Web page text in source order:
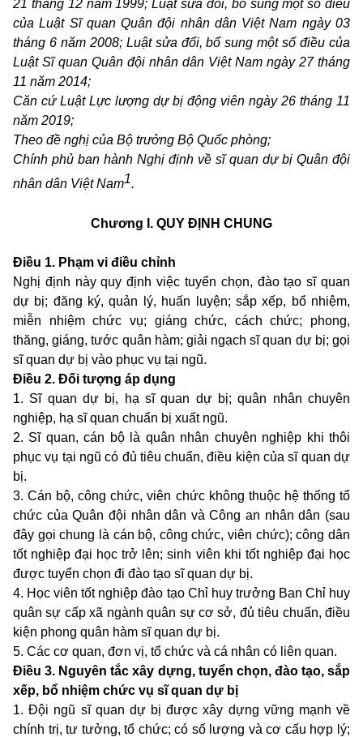
21 tháng 12 năm 1999; Luật sửa đổi, bổ sung một số điều
của Luật Sĩ quan Quân đội nhân dân Việt Nam ngày 03
tháng 6 năm 2008; Luật sửa đổi, bổ sung một số điều của
Luật Sĩ quan Quân đội nhân dân Việt Nam ngày 27 tháng
11 năm 2014;
Căn cứ Luật Lực lượng dự bị động viên ngày 26 tháng 11
năm 2019;
Theo đề nghị của Bộ trưởng Bộ Quốc phòng;
Chính phủ ban hành Nghị định về sĩ quan dự bị Quân đội
nhân dân Việt Nam1.
Chương I. QUY ĐỊNH CHUNG
Điều 1. Phạm vi điều chỉnh
Nghị định này quy định việc tuyển chọn, đào tạo sĩ quan
dự bị; đăng ký, quản lý, huấn luyện; sắp xếp, bổ nhiệm,
miễn nhiệm chức vụ; giáng chức, cách chức; phong,
thăng, giáng, tước quân hàm; giải ngạch sĩ quan dự bị; gọi
sĩ quan dự bị vào phục vụ tại ngũ.
Điều 2. Đối tượng áp dụng
1. Sĩ quan dự bị, hạ sĩ quan dự bị; quân nhân chuyên
nghiệp, hạ sĩ quan chuẩn bị xuất ngũ.
2. Sĩ quan, cán bộ là quân nhân chuyên nghiệp khi thôi
phục vụ tại ngũ có đủ tiêu chuẩn, điều kiện của sĩ quan dự
bị.
3. Cán bộ, công chức, viên chức không thuộc hệ thống tổ
chức của Quân đội nhân dân và Công an nhân dân (sau
đây gọi chung là cán bộ, công chức, viên chức); công dân
tốt nghiệp đại học trở lên; sinh viên khi tốt nghiệp đại học
được tuyển chọn đi đào tạo sĩ quan dự bị.
4. Học viên tốt nghiệp đào tạo Chỉ huy trưởng Ban Chỉ huy
quân sự cấp xã ngành quân sự cơ sở, đủ tiêu chuẩn, điều
kiện phong quân hàm sĩ quan dự bị.
5. Các cơ quan, đơn vị, tổ chức và cá nhân có liên quan.
Điều 3. Nguyên tắc xây dựng, tuyển chọn, đào tạo, sắp
xếp, bổ nhiệm chức vụ sĩ quan dự bị
1. Đội ngũ sĩ quan dự bị được xây dựng vững mạnh về
chính trị, tư tưởng, tổ chức; có số lượng và cơ cấu hợp lý;